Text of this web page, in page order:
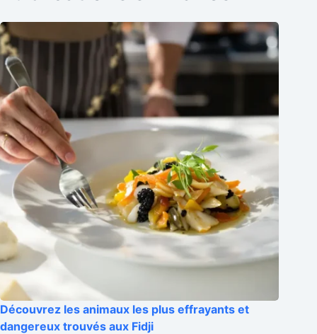
Découvrez les animaux les plus effrayants et
dangereux trouvés aux Fidji